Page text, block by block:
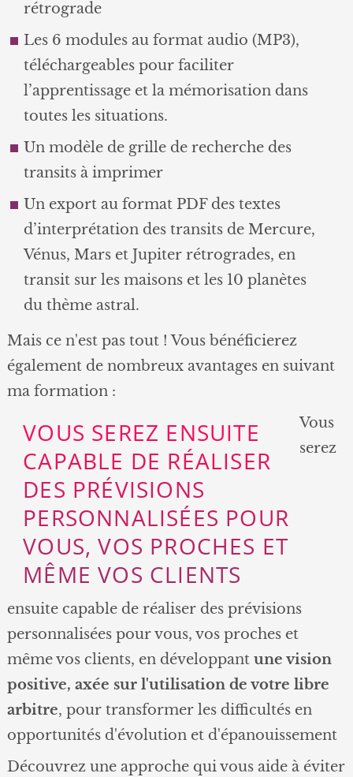
rétrograde
Les 6 modules au format audio (MP3),
téléchargeables pour faciliter
l’apprentissage et la mémorisation dans
toutes les situations.
Un modèle de grille de recherche des
transits à imprimer
Un export au format PDF des textes
d’interprétation des transits de Mercure,
Vénus, Mars et Jupiter rétrogrades, en
transit sur les maisons et les 10 planètes
du thème astral.
Mais ce n'est pas tout ! Vous bénéficierez
également de nombreux avantages en suivant
ma formation :
VOUS SEREZ ENSUITE
CAPABLE DE RÉALISER
DES PRÉVISIONS
PERSONNALISÉES POUR
VOUS, VOS PROCHES ET
MÊME VOS CLIENTS
Vous
serez
ensuite capable de réaliser des prévisions
personnalisées pour vous, vos proches et
même vos clients, en développantune vision
positive, axée sur l'utilisation de votre libre
arbitre, pour transformer les difficultés en
opportunités d'évolution et d'épanouissement
Découvrez une approche qui vous aide à éviter